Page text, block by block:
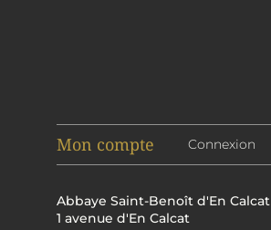
Mon compte Connexion
Abbaye Saint-Benoît d'En Calcat
1 avenue d'En Calcat